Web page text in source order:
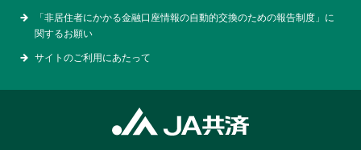
「非居住者にかかる金融口座情報の自動的交換のための報告制度」に
関するお願い
サイトのご利用にあたって